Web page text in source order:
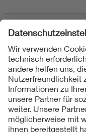
Folgen Sie uns